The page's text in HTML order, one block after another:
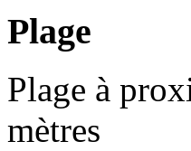
Plage
Plage à
mètres